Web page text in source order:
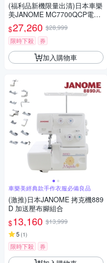
(福利品新機限量出清)日本車樂
美JANOME MC7700QCP電腦
型全迴轉縫紉機
$27,260 $28,999
限時下殺
券
加入購物車
車樂美經典款手作衣服必備良品
(激推)日本JANOME 拷克機889
D 加送壓布腳組合
$13,160 $13,999
5 (1)
限時下殺 券